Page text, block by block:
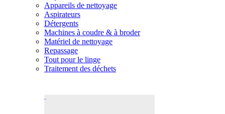
Appareils de nettoyage
Aspirateurs
Détergents
Machines à coudre & à broder
Matériel de nettoyage
Repassage
Tout pour le linge
Traitement des déchets